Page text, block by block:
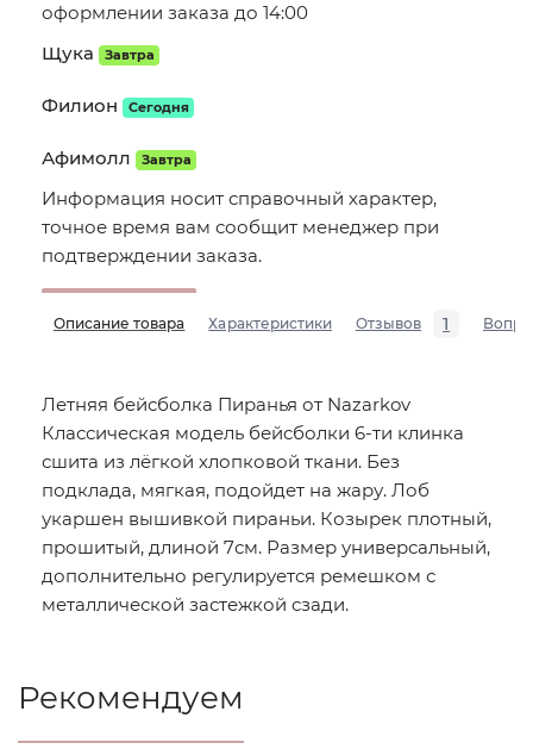
оформлении заказа до 14:00
Щука
Завтра
Филион Сегодня
Афимолл Завтра
Информация носит справочный характер,
точное время вам сообщит менеджер при
подтверждении заказа.
Описание товара Характеристики Отзывов 1
Летняя бейсболка Пиранья от Nazarkov
Классическая модель бейсболки 6-ти клинка
сшита из лёгкой хлопковой ткани. Без
подклада, мягкая, подойдет на жару. Лоб
укаршен вышивкой пираньи. Козырек плотный,
прошитый, длиной 7см. Размер универсальный,
дополнительно регулируется ремешком с
металлической застежкой сзади.
Рекомендуем